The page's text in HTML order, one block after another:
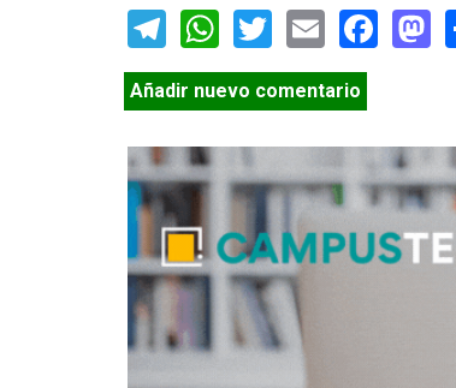
Telegram
WhatsApp
TwitterEmail
Añadir nuevo comentario